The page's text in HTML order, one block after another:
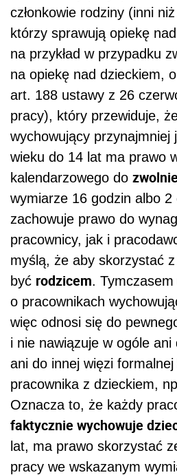
członkowie rodziny (inni
którzy sprawują opiekę
na przykład w przypadku
na opiekę nad dzieckiem,
art. 188 ustawy z 26
pracy), który przewiduje,
wychowujący przynajmniej
wieku do 14 lat ma prawo
kalendarzowego do
wymiarze 16 godzin albo
zachowuje prawo do
pracownicy, jak i
myślą, że aby skorzystać
być rodzicem.
o pracownikach
więc odnosi się do
i nie nawiązuje w ogóle ani
ani do innej więzi formalnej
pracownika z dzieckiem,
Oznacza to, że każdy
faktycznie wychowuje
lat, ma prawo skorzystać
pracy we wskazanym